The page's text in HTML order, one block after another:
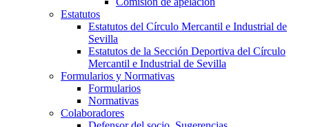
Estatutos
Estatutos del Círculo Mercantil e Industrial de
Sevilla
Estatutos de la Sección Deportiva del Círculo
Mercantil e Industrial de Sevilla
Formularios y Normativas
Formularios
Normativas
Colaboradores